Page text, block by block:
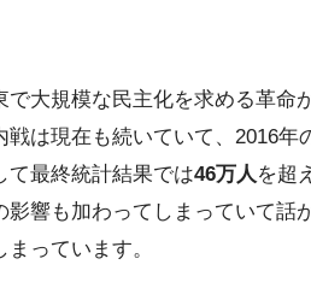
で大規模な民主化を求める革命
戦は現在も続いていて、2016
て最終統計結果では46万人を超
影響も加わってしまっていて話
まっています。